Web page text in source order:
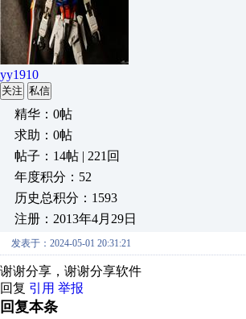
yy1910
关注 私信
精华：0帖
求助：0帖
帖子：14帖 | 221回
年度积分：52
历史总积分：1593
注册：2013年4月29日
发表于：2024-05-01 20:31:21
谢谢分享，谢谢分享软件
回复 引用 举报
回复本条